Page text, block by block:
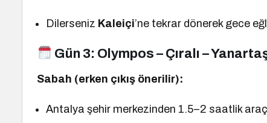
Dilerseniz Kaleiçi’ne tekrar dönerek gece
Gün 3: Olympos – Çıralı –
Sabah (erken çıkış önerilir):
Antalya şehir merkezinden 1.5–2 saatlik